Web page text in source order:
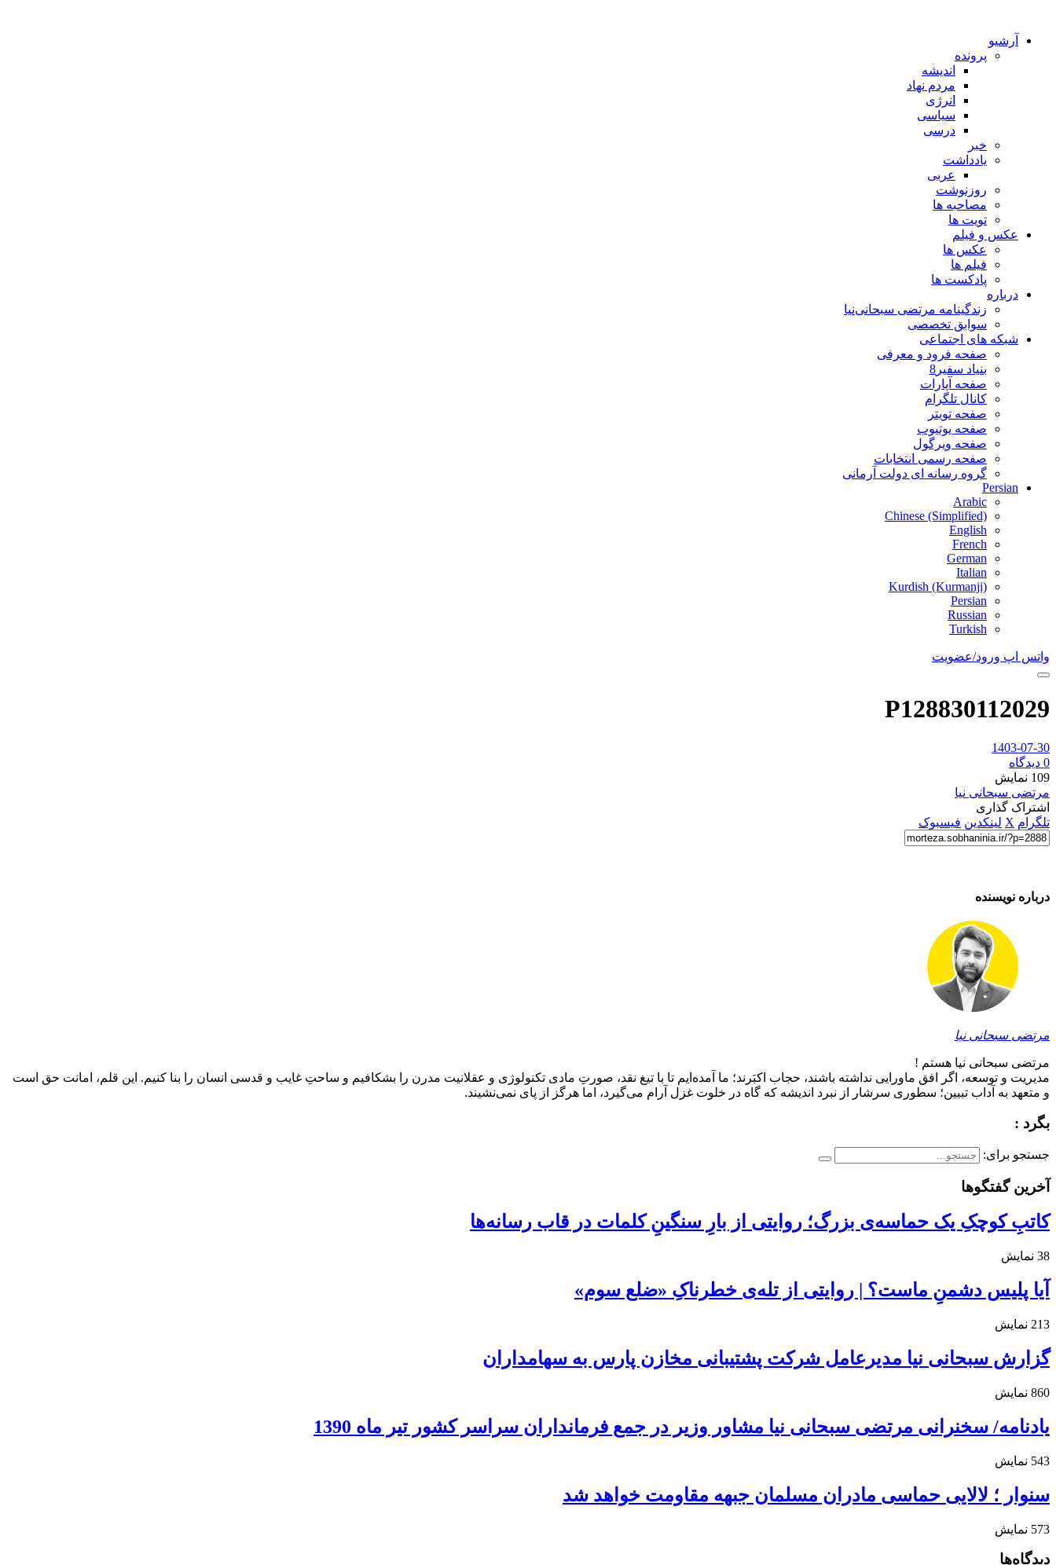
آرشیو
پرونده
اندیشه
مردم نهاد
انرژی
سیاسی
درسی
خبر
یادداشت
عربی
روزنوشت
مصاحبه ها
تویت ها
عکس و فیلم
عکس ها
فیلم ها
پادکست ها
درباره
زندگینامه مرتضی سبحانی‌نیا
سوابق تخصصی
شبکه های اجتماعی
صفحه فرود و معرفی
بنیاد سفیر8
صفحه آپارات
کانال تلگرام
صفحه تویتر
صفحه یوتیوب
صفحه ویرگول
صفحه رسمی انتخابات
گروه رسانه ای دولت آرمانی
Persian
Arabic
Chinese (Simplified)
English
French
German
Italian
Kurdish (Kurmanji)
Persian
Russian
Turkish
واتس اپ ورود/عضویت
P128830112029
1403-07-30
0 دیدگاه
109 نمایش
مرتضی سبحانی نیا
اشتراک گذاری
تلگرام X لینکدین فیسبوک
درباره نویسنده
مرتضی سبحانی نیا
مرتضی سبحانی نیا هستم !
مدیریت و توسعه، اگر افق ماورایی نداشته باشند، حجاب اکبَرند؛ ما آمده‌ایم تا با تیغ نقد، صورتِ مادی تکنولوژی و عقلانیت مدرن را بشکافیم و ساحتِ غایب و قدسی انسان را بنا کنیم. این قلم، امانت حق است
و متعهد به آداب تبیین؛ سطوری سرشار از نبرد اندیشه که گاه در خلوت غزل آرام می‌گیرد، اما هرگز از پای نمی‌نشیند.
بگرد :
جستجو برای:
آخرین گفتگوها
کاتبِ کوچکِ یک حماسه‌ی بزرگ؛ روایتی از بارِ سنگینِ کلمات در قاب رسانه‌ها
38 نمایش
آیا پلیس دشمنِ ماست؟ | روایتی از تله‌ی خطرناکِ «ضلع سوم»
213 نمایش
گزارش سبحانی نیا مدیرعامل شرکت پشتیبانی مخازن پارس به سهامداران
860 نمایش
یادنامه/ سخنرانی مرتضی سبحانی نیا مشاور وزیر در جمع فرمانداران سراسر کشور تیر ماه 1390
543 نمایش
سنوار ؛ لالایی حماسی مادران مسلمان جبهه مقاومت خواهد شد
573 نمایش
دیدگاه‌ها